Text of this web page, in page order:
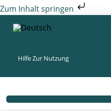
Zum Inhalt springen
Hilfe Zur Nutzung